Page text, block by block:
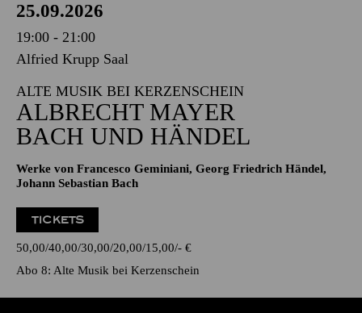
25.09.2026
19:00 - 21:00
Alfried Krupp Saal
ALTE MUSIK BEI KERZENSCHEIN
ALBRECHT MAYER
BACH UND HÄNDEL
Werke von Francesco Geminiani, Georg Friedrich Händel,
Johann Sebastian Bach
TICKETS
50,00 40,00 30,00 20,00 15,00 - €
Abo 8: Alte Musik bei Kerzenschein